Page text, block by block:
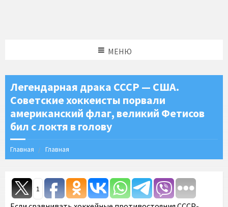
МЕНЮ
Легендарная драка СССР — США.
Советские хоккеисты порвали
американский флаг, великий Фетисов
бил с локтя в голову
Главная Главная
1